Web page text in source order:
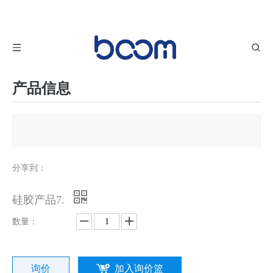
产品信息
分享到：
硅胶产品7.
数量：
询价 加入询价篮